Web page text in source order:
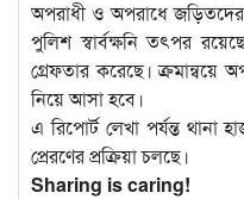
অপরাধী ও অপরাধে
পুলিশ স্বার্বক্ষনি তৎপর
গ্রেফতার করেছে।
নিয়ে আসা হবে।
এ রিপোর্ট লেখা পর্যন্ত
প্রেরণের প্রক্রিয়া চলছে।
Sharing is caring!